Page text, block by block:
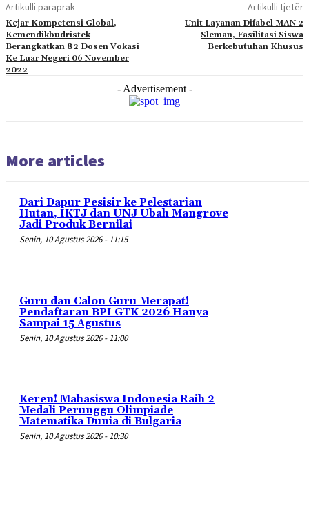
Artikulli paraprak
Kejar Kompetensi Global,
Kemendikbudristek
Berangkatkan 82 Dosen Vokasi
Ke Luar Negeri 06 November
2022
Artikulli tjetër
Unit Layanan Difabel MAN 2
Sleman, Fasilitasi Siswa
Berkebutuhan Khusus
- Advertisement -
More articles
Dari Dapur Pesisir ke Pelestarian
Hutan, IKTJ dan UNJ Ubah Mangrove
Jadi Produk Bernilai
Senin, 10 Agustus 2026 - 11:15
Guru dan Calon Guru Merapat!
Pendaftaran BPI GTK 2026 Hanya
Sampai 15 Agustus
Senin, 10 Agustus 2026 - 11:00
Keren! Mahasiswa Indonesia Raih 2
Medali Perunggu Olimpiade
Matematika Dunia di Bulgaria
Senin, 10 Agustus 2026 - 10:30